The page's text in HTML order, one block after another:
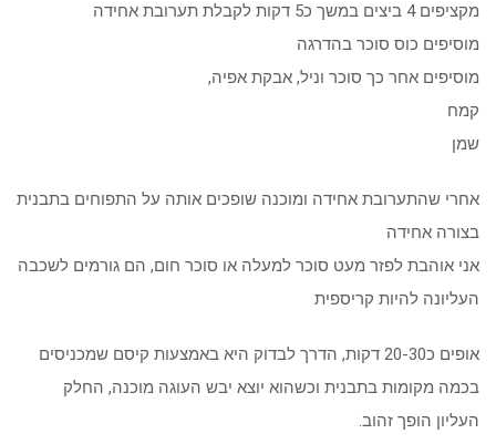
מקציפים 4 ביצים במשך כ5 דקות לקבלת תערובת אחידה
מוסיפים כוס סוכר בהדרגה
מוסיפים אחר כך סוכר וניל, אבקת אפיה,
קמח
שמן
אחרי שהתערובת אחידה ומוכנה שופכים אותה על התפוחים בתבנית
בצורה אחידה
אני אוהבת לפזר מעט סוכר למעלה או סוכר חום, הם גורמים לשכבה
העליונה להיות קריספית
אופים כ20-30 דקות, הדרך לבדוק היא באמצעות קיסם שמכניסים
בכמה מקומות בתבנית וכשהוא יוצא יבש העוגה מוכנה, החלק
העליון הופך זהוב.